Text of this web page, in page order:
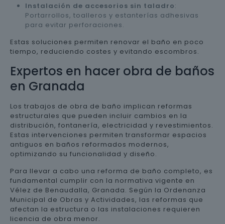
Instalación de accesorios sin taladro:
Portarrollos, toalleros y estanterías adhesivas
para evitar perforaciones.
Estas soluciones permiten renovar el baño en poco
tiempo, reduciendo costes y evitando escombros.
Expertos en hacer obra de baños
en Granada
Los trabajos de obra de baño implican reformas
estructurales que pueden incluir cambios en la
distribución, fontanería, electricidad y revestimientos.
Estas intervenciones permiten transformar espacios
antiguos en baños reformados modernos,
optimizando su funcionalidad y diseño.
Para llevar a cabo una reforma de baño completo, es
fundamental cumplir con la normativa vigente en
Vélez de Benaudalla, Granada. Según la Ordenanza
Municipal de Obras y Actividades, las reformas que
afectan la estructura o las instalaciones requieren
licencia de obra menor.